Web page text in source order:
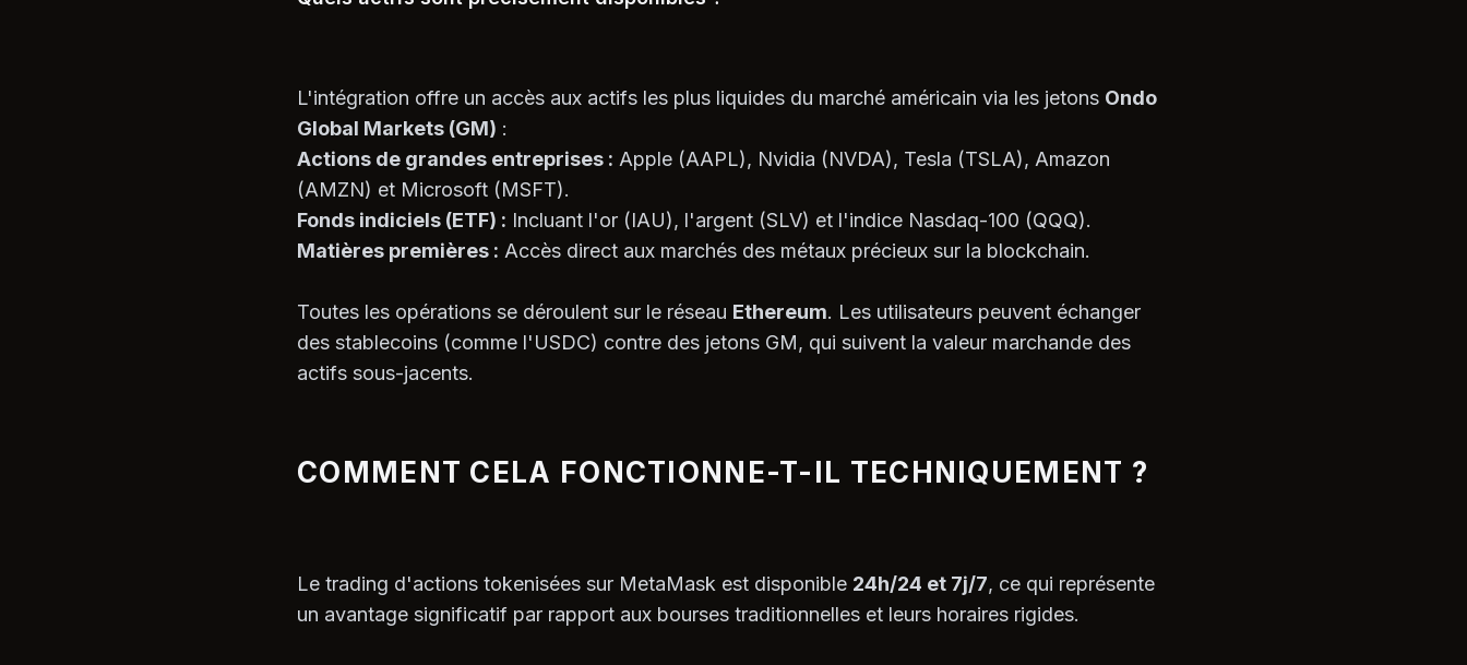
L'intégration offre un accès aux actifs les plus liquides du marché américain via les jetons Ondo
Global Markets (GM) :
Actions de grandes entreprises : Apple (AAPL), Nvidia (NVDA), Tesla (TSLA), Amazon
(AMZN) et Microsoft (MSFT).
Fonds indiciels (ETF) : Incluant l'or (IAU), l'argent (SLV) et l'indice Nasdaq-100 (QQQ).
Matières premières : Accès direct aux marchés des métaux précieux sur la blockchain.
Toutes les opérations se déroulent sur le réseau Ethereum. Les utilisateurs peuvent échanger
des stablecoins (comme l'USDC) contre des jetons GM, qui suivent la valeur marchande des
actifs sous-jacents.
COMMENT CELA FONCTIONNE-T-IL TECHNIQUEMENT ?
Le trading d'actions tokenisées sur MetaMask est disponible 24h/24 et 7j/7, ce qui représente
un avantage significatif par rapport aux bourses traditionnelles et leurs horaires rigides.